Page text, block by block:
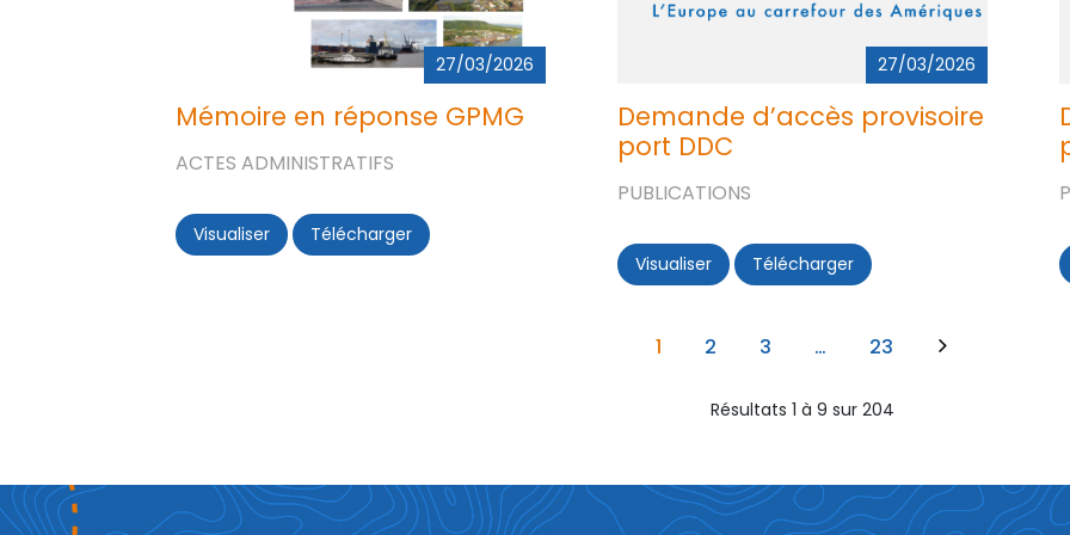
27/03/2026
Mémoire en réponse GPMG
ACTES ADMINISTRATIFS
Visualiser Mémoire en réponse GPMG
Télécharger Mémoire en réponse GPMG
27/03/2026
Demande d’accès provisoire
port DDC
PUBLICATIONS
Visualiser Demande d’accès provisoire port DDC
Télécharger Demande d’accès
Navigation
des
Page
1 Page
2 Page
3 … Page
23 Page suivante
Résultats 1 à 9 sur 204